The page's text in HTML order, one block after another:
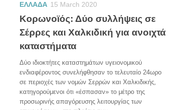
ΕΛΛΑΔΑ 15 March 2020
Κορωνοϊός: Δύο συλλήψεις σε
Σέρρες και Χαλκιδική για ανοιχτά
καταστήματα
Δύο ιδιοκτήτες καταστημάτων υγειονομικού
ενδιαφέροντος συνελήφθησαν το τελευταίο 24ωρο
σε περιοχές των νομών Σερρών και Χαλκιδικής,
κατηγορούμενοι ότι «έσπασαν» το μέτρο της
προσωρινής απαγόρευσης λειτουργίας των